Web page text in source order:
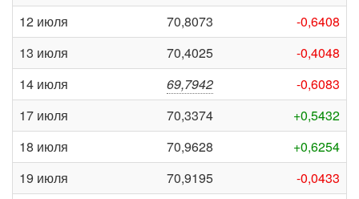
12 июля
70,8073
-0,6408
13 июля
70,4025
-0,4048
14 июля
69,7942
-0,6083
17 июля
70,3374
+0,5432
18 июля
70,9628
+0,6254
19 июля
70,9195
-0,0433